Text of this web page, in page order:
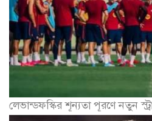
লেভান্ডফস্কির শূন্যতা পূরণে নতুন